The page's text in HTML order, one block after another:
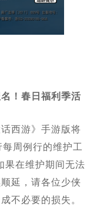
！春日福利季活
西游》手游版将
周例行的维护工
在维护期间无法
延，请各位少侠
不必要的损失。